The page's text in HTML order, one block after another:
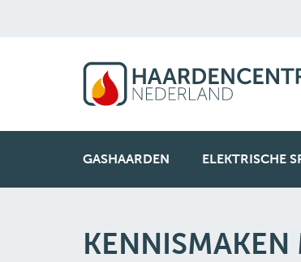
GASHAARDEN ELEKTRISCHE
KENNISMAKEN